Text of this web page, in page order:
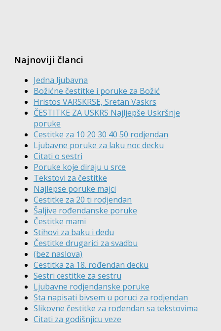
Najnoviji članci
Jedna ljubavna
Božićne čestitke i poruke za Božić
Hristos VARSKRSE, Sretan Vaskrs
ČESTITKE ZA USKRS Najljepše Uskršnje
poruke
Cestitke za 10 20 30 40 50 rodjendan
Ljubavne poruke za laku noc decku
Citati o sestri
Poruke koje diraju u srce
Tekstovi za čestitke
Najlepse poruke majci
Cestitke za 20 ti rodjendan
Šaljive rođendanske poruke
Čestitke mami
Stihovi za baku i dedu
Čestitke drugarici za svadbu
(bez naslova)
Cestitka za 18. rođendan decku
Sestri cestitke za sestru
Ljubavne rodjendanske poruke
Sta napisati bivsem u poruci za rodjendan
Slikovne čestitke za rođendan sa tekstovima
Citati za godišnjicu veze